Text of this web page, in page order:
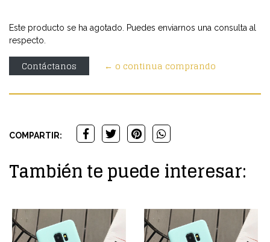
Este producto se ha agotado. Puedes enviarnos una consulta al
respecto.
Contáctanos ← o continua comprando
COMPARTIR:
También te puede interesar: